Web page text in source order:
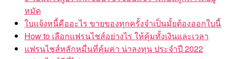
หมัด
ใบแจ้งหนี้คืออะไร ขายของทุกครั้งจำเป็นมั้ยต้องออกใบนี้
How to เลือกแฟรนไชส์อย่างไร ให้คุ้มทั้งเงินและเวลา
แฟรนไชส์หลักหมื่นที่คุ้มค่า น่าลงทุน ประจำปี 2022
แฟรนไชส์ดีที่ไม่ควรพลาด 2022